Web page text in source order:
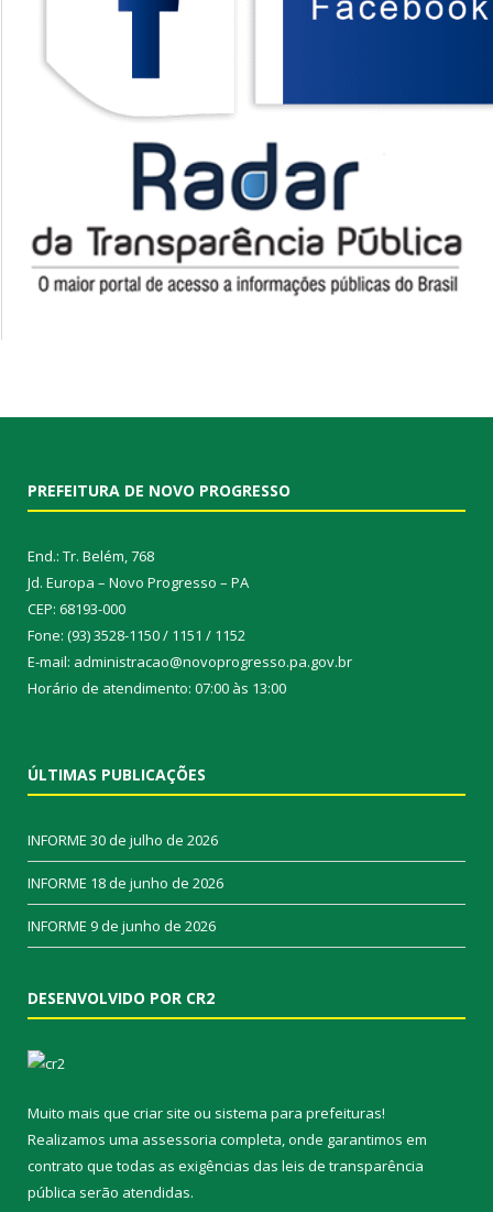
PREFEITURA DE NOVO PROGRESSO
End.: Tr. Belém, 768
Jd. Europa – Novo Progresso – PA
CEP: 68193-000
Fone: (93) 3528-1150 / 1151 / 1152
E-mail: administracao@novoprogresso.pa.gov.br
Horário de atendimento: 07:00 às 13:00
ÚLTIMAS PUBLICAÇÕES
INFORME 30 de julho de 2026
INFORME 18 de junho de 2026
INFORME 9 de junho de 2026
DESENVOLVIDO POR CR2
Muito mais que criar site ou sistema para prefeituras!
Realizamos uma assessoria completa, onde garantimos em
contrato que todas as exigências das leis de transparência
pública serão atendidas.